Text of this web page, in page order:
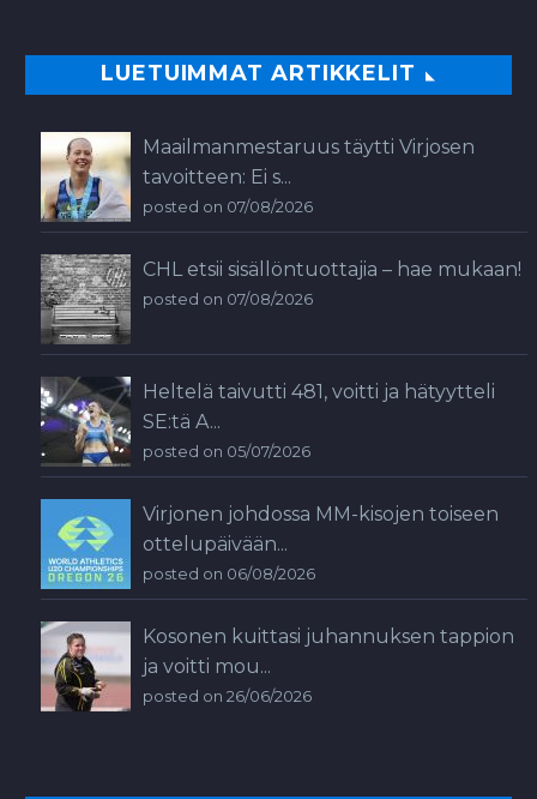
LUETUIMMAT ARTIKKELIT
Maailmanmestaruus täytti Virjosen
tavoitteen: Ei s...
posted on 07/08/2026
CHL etsii sisällöntuottajia – hae mukaan!
posted on 07/08/2026
Heltelä taivutti 481, voitti ja hätyytteli
SE:tä A...
posted on 05/07/2026
Virjonen johdossa MM-kisojen toiseen
ottelupäivään...
posted on 06/08/2026
Kosonen kuittasi juhannuksen tappion
ja voitti mou...
posted on 26/06/2026